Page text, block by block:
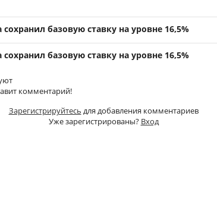
сохранил базовую ставку на уровне 16,5%
сохранил базовую ставку на уровне 16,5%
комментарий!
Зарегистрируйтесь для добавления комментариев
Уже зарегистрированы? Вход